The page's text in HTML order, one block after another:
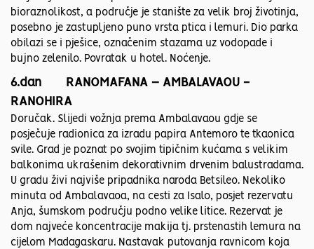
bioraznolikost, a područje je stanište za velik broj životinja,
posebno je zastupljeno puno vrsta ptica i lemuri. Dio parka
obilazi se i pješice, označenim stazama uz vodopade i
bujno zelenilo. Povratak u hotel. Noćenje.
6.dan RANOMAFANA – AMBALAVAOU -
RANOHIRA
Doručak. Slijedi vožnja prema Ambalavaou gdje se
posječuje radionica za izradu papira Antemoro te tkaonica
svile. Grad je poznat po svojim tipičnim kućama s velikim
balkonima ukrašenim dekorativnim drvenim balustradama.
U gradu živi najviše pripadnika naroda Betsileo. Nekoliko
minuta od Ambalavaoa, na cesti za Isalo, posjet rezervatu
Anja, šumskom području podno velike litice. Rezervat je
dom najveće koncentracije makija tj. prstenastih lemura na
cijelom Madagaskaru. Nastavak putovanja ravnicom koja